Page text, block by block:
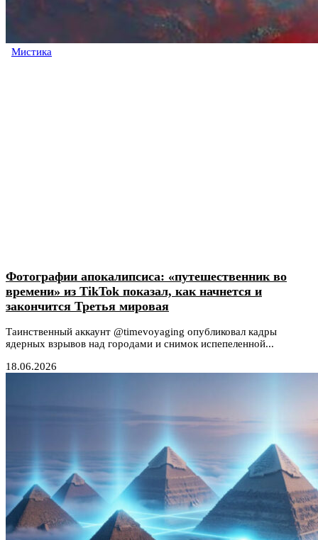
Мистика
Фотографии апокалипсиса: «путешественник во
времени» из TikTok показал, как начнется и
закончится Третья мировая
Таинственный аккаунт @timevoyaging опубликовал кадры
ядерных взрывов над городами и снимок испепеленной...
18.06.2026